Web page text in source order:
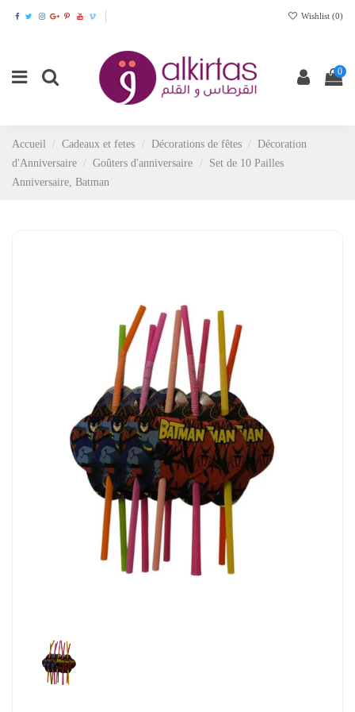
Wishlist (0)
0
Accueil Cadeaux et fetes Décorations de fêtes
Décoration
d'Anniversaire
Goûters d'anniversaire
Set de 10 Pailles
Anniversaire, Batman